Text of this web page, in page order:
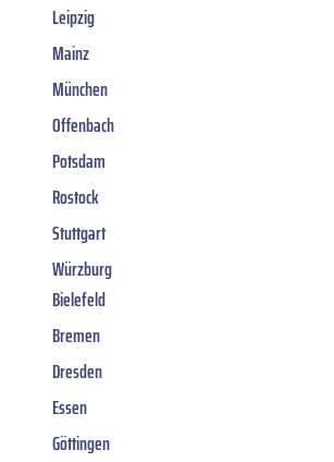
Leipzig
Mainz
München
Offenbach
Potsdam
Rostock
Stuttgart
Würzburg
Bielefeld
Bremen
Dresden
Essen
Göttingen